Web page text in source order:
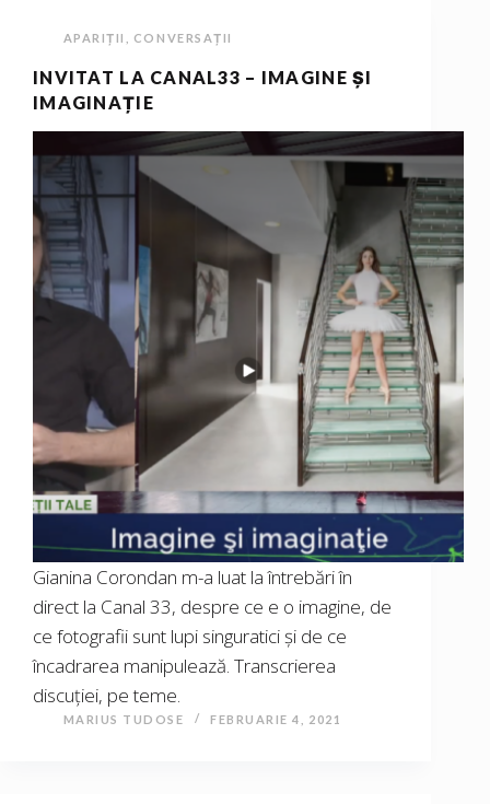
APARIȚII CONVERSAȚII
INVITAT LA CANAL33 – IMAGINE ȘI
IMAGINAȚIE
Gianina Corondan m-a luat la întrebări în
direct la Canal 33, despre ce e o imagine, de
ce fotografii sunt lupi singuratici și de ce
încadrarea manipulează. Transcrierea
discuției, pe teme.
MARIUS TUDOSE FEBRUARIE 4, 2021